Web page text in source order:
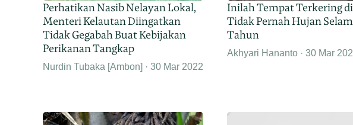
Perhatikan Nasib Nelayan Lokal,
Menteri Kelautan Diingatkan
Tidak Gegabah Buat Kebijakan
Perikanan Tangkap
Nurdin Tubaka [Ambon] 30 Mar 2022
Inilah Tempat Terkering
Tidak Pernah Hujan
Tahun
Akhyari Hananto 30 Mar